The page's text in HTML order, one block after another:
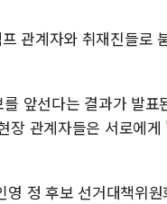
관계자와 취재진들로
앞선다는 결과가 발
장 관계자들은 서로에
영 정 후보 선거대책위